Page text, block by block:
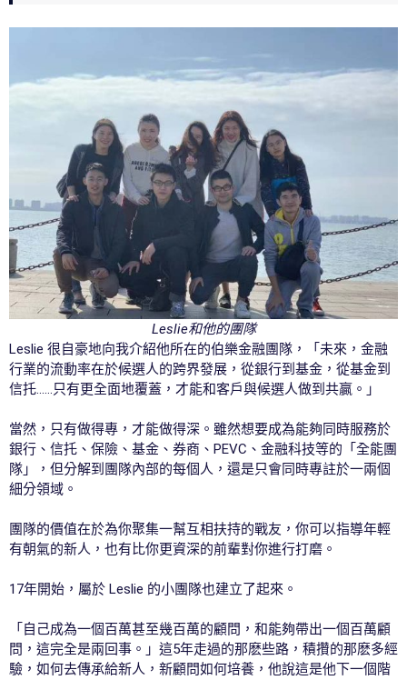
Leslie和他的團隊
Leslie 很自豪地向我介紹他所在的伯樂金融團隊，「未來，金融
行業的流動率在於候選人的跨界發展，從銀行到基金，從基金到
信托……只有更全面地覆蓋，才能和客戶與候選人做到共贏。」
當然，只有做得專，才能做得深。雖然想要成為能夠同時服務於
銀行、信托、保險、基金、券商、PEVC、金融科技等的「全能團
隊」，但分解到團隊內部的每個人，還是只會同時專註於一兩個
細分領域。
團隊的價值在於為你聚集一幫互相扶持的戰友，你可以指導年輕
有朝氣的新人，也有比你更資深的前輩對你進行打磨。
17年開始，屬於 Leslie 的小團隊也建立了起來。
「自己成為一個百萬甚至幾百萬的顧問，和能夠帶出一個百萬顧
問，這完全是兩回事。」這5年走過的那麽些路，積攢的那麽多經
驗，如何去傳承給新人，新顧問如何培養，他說這是他下一個階